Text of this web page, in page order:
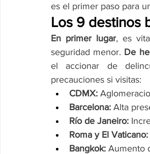
es el primer paso para
Los 9 destinos
En primer lugar, es
seguridad menor. De
el accionar de
precauciones si visitas:
CDMX:
Barcelona: Alta
Río de Janeiro:
Roma y El Vaticano:
Bangkok: Aumento